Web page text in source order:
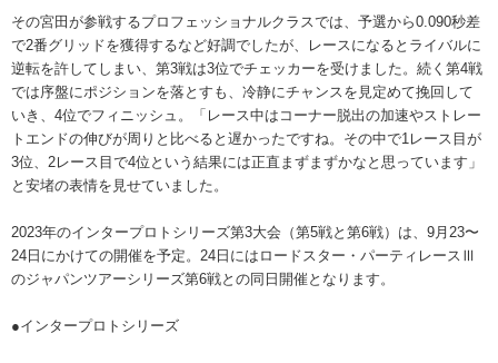
その宮田が参戦するプロフェッショナルクラスでは、予選から0.090秒差
で2番グリッドを獲得するなど好調でしたが、レースになるとライバルに
逆転を許してしまい、第3戦は3位でチェッカーを受けました。続く第4戦
では序盤にポジションを落とすも、冷静にチャンスを見定めて挽回して
いき、4位でフィニッシュ。「レース中はコーナー脱出の加速やストレー
トエンドの伸びが周りと比べると遅かったですね。その中で1レース目が
3位、2レース目で4位という結果には正直まずまずかなと思っています」
と安堵の表情を見せていました。
2023年のインタープロトシリーズ第3大会（第5戦と第6戦）は、9月23〜
24日にかけての開催を予定。24日にはロードスター・パーティレースⅢ
のジャパンツアーシリーズ第6戦との同日開催となります。
●インタープロトシリーズ